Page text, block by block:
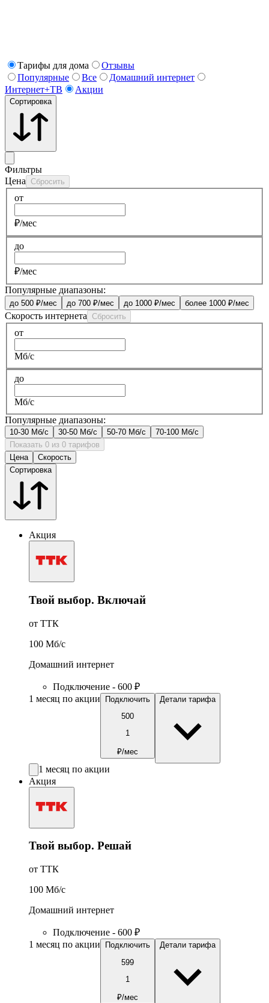
Тарифы для дома
Отзывы
Популярные
Все
Домашний интернет
Интернет+ТВ
Акции
Сортировка
Фильтры
Цена
Сбросить
от
₽/мес
до
₽/мес
Популярные диапазоны:
до 500 ₽/мес до 700 ₽/мес до 1000 ₽/мес более 1000 ₽/мес
Скорость интернета Сбросить
от
Мб/с
до
Мб/с
Популярные диапазоны:
10-30 Мб/с 30-50 Мб/с 50-70 Мб/с
70-100 Мб/с
Показать 0 из 0 тарифов
Цена
Скорость
Сортировка
Акция
Твой выбор. Включай
от ТТК
100 Мб/c
Домашний интернет
Подключение - 600 ₽
1 месяц по акции
Подключить
500
1
₽/мес
Детали тарифа
1 месяц по акции
Акция
Твой выбор. Решай
от ТТК
100 Мб/c
Домашний интернет
Подключение - 600 ₽
1 месяц по акции
Подключить
599
1
₽/мес
Детали тарифа